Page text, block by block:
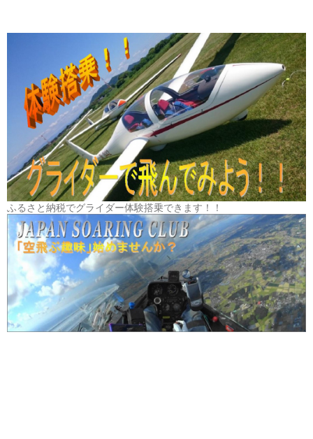
ふるさと納税でグライダー体験搭乗できます！！